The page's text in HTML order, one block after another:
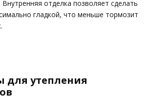
отделка позволяет сделать
гладкой, что меньше тормозит
для утепления